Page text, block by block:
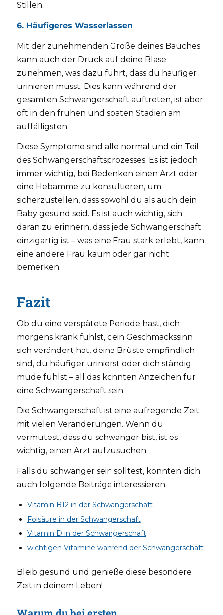
Stillen.
6. Häufigeres Wasserlassen
Mit der zunehmenden Größe deines Bauches
kann auch der Druck auf deine Blase
zunehmen, was dazu führt, dass du häufiger
urinieren musst. Dies kann während der
gesamten Schwangerschaft auftreten, ist aber
oft in den frühen und späten Stadien am
auffälligsten.
Diese Symptome sind alle normal und ein Teil
des Schwangerschaftsprozesses. Es ist jedoch
immer wichtig, bei Bedenken einen Arzt oder
eine Hebamme zu konsultieren, um
sicherzustellen, dass sowohl du als auch dein
Baby gesund seid. Es ist auch wichtig, sich
daran zu erinnern, dass jede Schwangerschaft
einzigartig ist – was eine Frau stark erlebt, kann
eine andere Frau kaum oder gar nicht
bemerken.
Fazit
Ob du eine verspätete Periode hast, dich
morgens krank fühlst, dein Geschmackssinn
sich verändert hat, deine Brüste empfindlich
sind, du häufiger urinierst oder dich ständig
müde fühlst – all das könnten Anzeichen für
eine Schwangerschaft sein.
Die Schwangerschaft ist eine aufregende Zeit
mit vielen Veränderungen. Wenn du
vermutest, dass du schwanger bist, ist es
wichtig, einen Arzt aufzusuchen.
Falls du schwanger sein solltest, könnten dich
auch folgende Beiträge interessieren:
Vitamin B12 in der Schwangerschaft
Folsäure in der Schwangerschaft
Vitamin D in der Schwangerschaft
wichtigen Vitamine während der Schwangerschaft
Bleib gesund und genieße diese besondere
Zeit in deinem Leben!